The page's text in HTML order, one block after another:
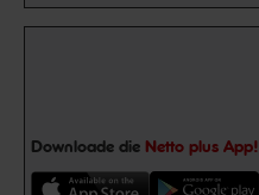
Downloade die Netto plus App!